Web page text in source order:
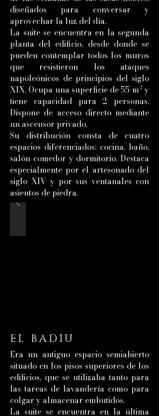
diseñados para conversar y
aprovechar la luz del día.
La suite se encuentra en la segunda
planta del edificio, desde donde se
pueden contemplar todos los muros
que resistieron los ataques
napoleónicos de principios del siglo
XIX. Ocupa una superficie de 55 m² y
tiene capacidad para 2 personas.
Dispone de acceso directo mediante
un ascensor privado.
Su distribución consta de cuatro
espacios diferenciados: cocina, baño,
salón-comedor y dormitorio. Destaca
especialmente por el artesonado del
siglo XIV y por sus ventanales con
asientos de piedra.
EL BADIU
Era un antiguo espacio semiabierto
situado en los pisos superiores de los
edificios, que se utilizaba tanto para
las tareas de lavandería como para
colgar y almacenar embutidos.
La suite se encuentra en la última